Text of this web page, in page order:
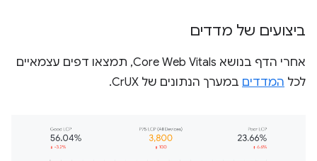
ביצועים של מדדים
אחרי הדף בנושא Core Web Vitals, תמצאו דפים עצמאיים
לכל המדדים במערך הנתונים של CrUX.